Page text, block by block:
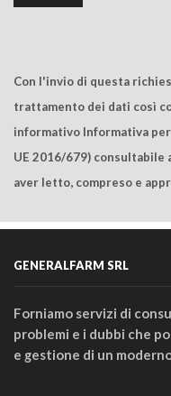
Con l'invio di questa
trattamento dei dati così
informativo Informativa
UE 2016/679)
aver letto, compreso e
GENERALFARM SRL
Forniamo servizi di
problemi e i dubbi che
e gestione di un